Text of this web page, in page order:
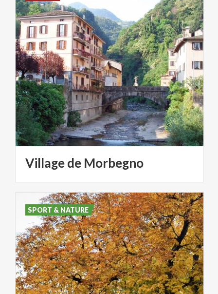
Villagede Morbegno
SPORT & NATURE